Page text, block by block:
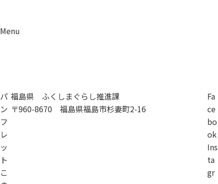
Menu
パ
ン
フ
レ
ッ
ト
こ
福島県 ふくしまぐらし推進課
〒960-8670 福島県福島市杉妻町2-16
Fa
ce
bo
ok
Ins
ta
gr